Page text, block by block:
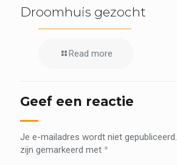
Droomhuis gezocht
Read more
Geef een reactie
Je e-mailadres wordt niet gepubliceerd.
zijn gemarkeerd met *